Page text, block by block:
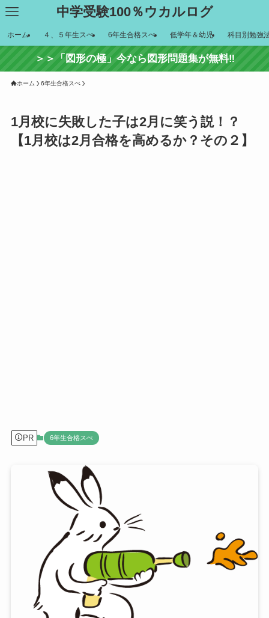
中学受験100％ウカルログ
ホーム ４、５年生スぺ 6年生合格スぺ 低学年＆幼児 科目別勉強
＞＞「図形の極」今なら図形問題集が無料‼
ホーム 6年生合格スぺ
1月校に失敗した子は2月に笑う説！？
【1月校は2月合格を高めるか？その２】
PR 6年生合格スぺ